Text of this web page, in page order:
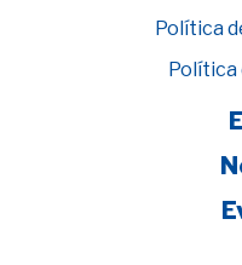
Política
Política